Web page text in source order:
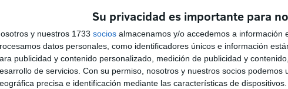
Su privacidad es importante para
y nuestros 1733 socios almacenamos y/o accedemos a información
datos personales, como identificadores únicos e información
publicidad y contenido personalizado, medición de publicidad y
de servicios. Con su permiso, nosotros y nuestros socios podemos
precisa e identificación mediante las características de
de que las cosas no se hacen bien, quizá su caso sirva para
de ahora, algo más justos.